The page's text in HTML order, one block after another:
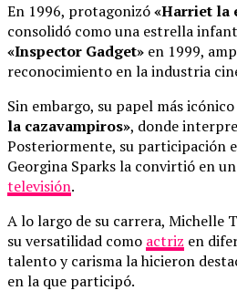
En 1996, protagonizó«Harriet la
consolidó como una estrella
«Inspector Gadget» en 1999,
reconocimiento en la industria
Sin embargo, su papel más
la cazavampiros», donde
Posteriormente, su participación
Georgina Sparks la convirtió en
televisión.
A lo largo de su carrera, Michelle
su versatilidad como actriz en
talento y carisma la hicieron
en la que participó.